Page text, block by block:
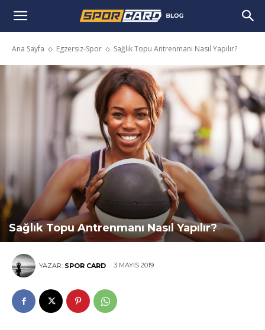
Ana Sayfa Egzersiz-Spor Sağlık Topu Antrenmanı Nasıl Yapılır?
Sağlık Topu Antrenmanı Nasıl Yapılır?
YAZAR: SPOR CARD 3 MAYIS 2019